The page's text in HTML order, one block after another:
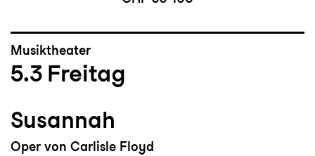
Musiktheater
5.3 Freitag
Susannah
Oper von Carlisle Floyd